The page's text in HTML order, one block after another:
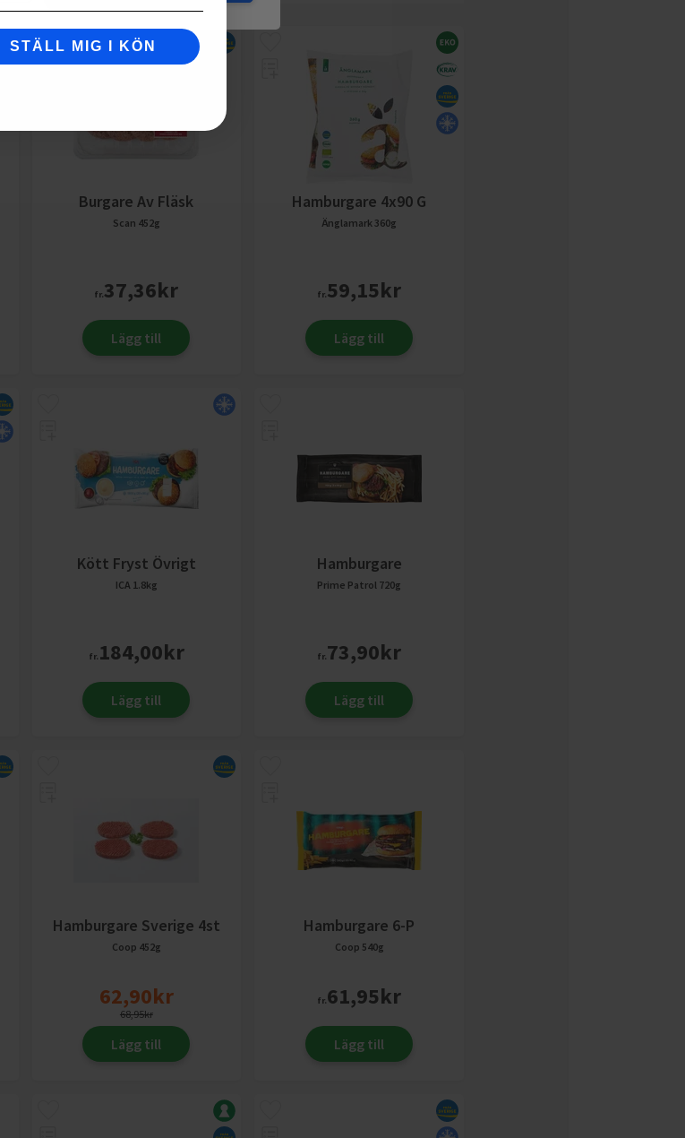
Burgare Av Fläsk
Scan 452g
fr.37,36kr
Lägg till
Hamburgare 4x90 G
Änglamark360g
fr.59,15kr
Lägg till
Kött Fryst Övrigt
ICA 1.8kg
fr. 184,00kr
Lägg till
Hamburgare
Prime Patrol 720g
fr.73,90kr
Lägg till
Hamburgare Sverige 4st
Coop 452g
62,90kr
68,95kr
Lägg till
Hamburgare 6-P
Coop 540g
fr.61,95kr
Lägg till
STÄLL MIG I KÖN